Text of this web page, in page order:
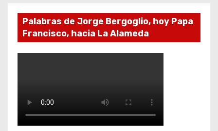
Palabras de Jorge Bergoglio, hoy Papa
Francisco, hacia La Alameda